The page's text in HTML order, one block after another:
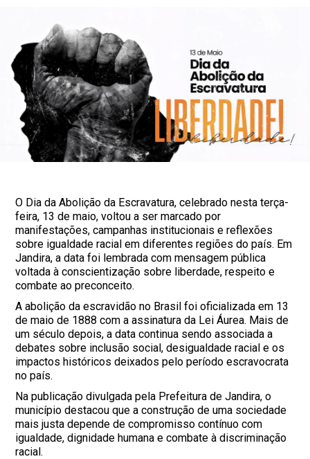
O Dia da Abolição da Escravatura, celebrado nesta terça-
feira, 13 de maio, voltou a ser marcado por
manifestações, campanhas institucionais e reflexões
sobre igualdade racial em diferentes regiões do país. Em
Jandira, a data foi lembrada com mensagem pública
voltada à conscientização sobre liberdade, respeito e
combate ao preconceito.
A abolição da escravidão no Brasil foi oficializada em 13
de maio de 1888 com a assinatura da Lei Áurea. Mais de
um século depois, a data continua sendo associada a
debates sobre inclusão social, desigualdade racial e os
impactos históricos deixados pelo período escravocrata
no país.
Na publicação divulgada pela Prefeitura de Jandira, o
município destacou que a construção de uma sociedade
mais justa depende de compromisso contínuo com
igualdade, dignidade humana e combate à discriminação
racial.